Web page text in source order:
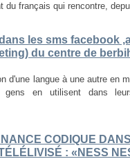
du français qui rencontre,
les sms facebook
du centre de
d'une langue à une autre en
gens en utilisent dans
CODIQUE
: «NESS